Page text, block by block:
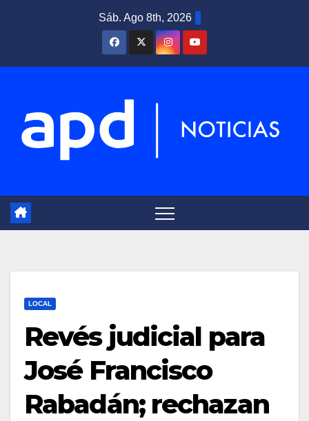
Sáb. Ago 8th, 2026
LOCAL
Revés judicial para
José Francisco
Rabadán; rechazan